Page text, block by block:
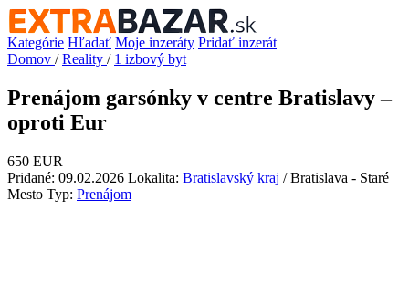
Kategórie Hľadať Moje inzeráty Pridať inzerát
Domov / Reality / 1 izbový byt
Prenájom garsónky v centre Bratislavy –
oproti Eur
650 EUR
Pridané: 09.02.2026 Lokalita: Bratislavský kraj / Bratislava - Staré
Mesto Typ: Prenájom